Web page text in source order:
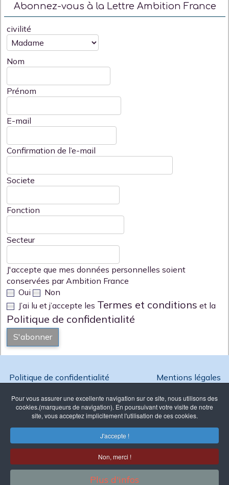
Pour vous assurer une excellente navigation sur ce site, nous utilisons des
cookies.(marqueurs de navigation). En poursuivant votre visite de notre
site, vous acceptez implicitement l'utilisation de ces cookies.
J'accepte !
Non, merci !
Plus d'infos
Abonnez-vous à la Lettre Ambition France
civilité
Nom
Prénom
E-mail
Confirmation de l’e-mail
Societe
Fonction
Secteur
J'accepte que mes données personnelles soient
conservées par Ambition France
Oui
Non
J’ai lu et j’accepte les Termes et conditions et la
Politique de confidentialité
S'abonner
Politique de confidentialité Mentions légales
Association Loi 1901 enregistrée à
la Préfecture de Paris sous le N°
W751257331
39 avenue Pierre 1er de Serbie -
Copyright @ 2026 Ambition France - Reproduction interdite